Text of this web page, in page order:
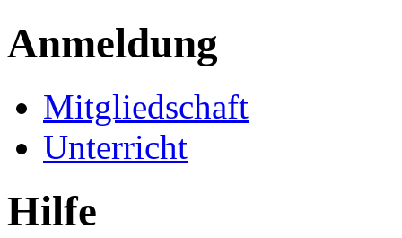
Anmeldung
Mitgliedschaft
Unterricht
Hilfe